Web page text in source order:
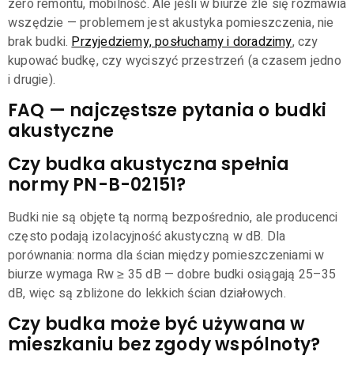
wszędzie — problemem jest akustyka pomieszczenia, nie
brak budki. Przyjedziemy, posłuchamy i doradzimy, czy
kupować budkę, czy wyciszyć przestrzeń (a czasem jedno
i drugie).
FAQ — najczęstsze pytania o budki
akustyczne
Czy budka akustyczna spełnia
normy PN-B-02151?
Budki nie są objęte tą normą bezpośrednio, ale producenci
często podają izolacyjność akustyczną w dB. Dla
porównania: norma dla ścian między pomieszczeniami w
biurze wymaga Rw ≥ 35 dB — dobre budki osiągają 25–35
dB, więc są zbliżone do lekkich ścian działowych.
Czy budka może być używana w
mieszkaniu bez zgody wspólnoty?